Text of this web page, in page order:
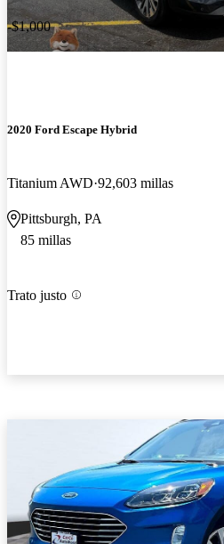
-$1,000
2020 Ford Escape Hybrid
Titanium AWD 92,603 millas
Pittsburgh, PA
85 millas
Trato justo